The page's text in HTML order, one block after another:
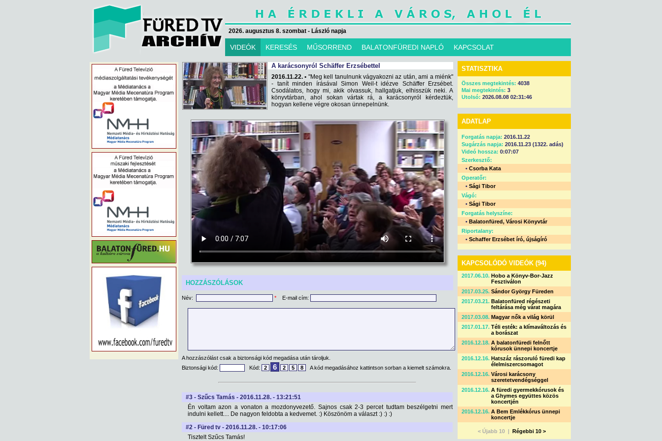
2026. augusztus 8. szombat - László napja
VIDEÓK KERESÉS MŰSORREND BALATONFÜREDI NAPLÓ KAPCSOLAT
A karácsonyról Schäffer Erzsébettel
2016.11.22. • "Meg kell tanulnunk vágyakozni az után, ami a miénk"
- tanít minden írásával Simon Weil-t idézve Schäffer Erzsébet.
Csodálatos, hogy mi, akik olvassuk, hallgatjuk, elhisszük neki. A
könyvtárban, ahol sokan vártak rá, a karácsonyról kérdeztük,
hogyan kellene végre okosan ünnepelnünk.
HOZZÁSZÓLÁSOK
Név: * E-mail cím:
A hozzászólást csak a biztonsági kód megadása után tároljuk.
Biztonsági kód:
Kód: 2 6 2 5 8 A kód megadásához kattintson sorban a kiemelt számokra.
#3 - Szűcs Tamás - 2016.11.28. - 13:21:51
Én voltam azon a vonaton a mozdonyvezető. Sajnos csak 2-3 percet tudtam beszélgetni mert
indulni kellett.... De nagyon feldobta a kedvemet. :) Köszönöm a választ :) :) :)
#2 - Füred tv - 2016.11.28. - 10:17:06
Tisztelt Szűcs Tamás!
STATISZTIKA
Összes megtekintés: 4038
Mai megtekintés: 3
Utolsó: 2026.08.08 02:31:46
ADATLAP
Forgatás napja: 2016.11.22
Sugárzás napja: 2016.11.23 (1322. adás)
Videó hossza: 0:07:07
Szerkesztő:
• Csorba Kata
Operatőr:
• Sági Tibor
Vágó:
• Sági Tibor
Forgatás helyszíne:
• Balatonfüred, Városi Könyvtár
Riportalany:
• Schaffer Erzsébet író, újságíró
KAPCSOLÓDÓ VIDEÓK (94)
2017.06.10. Hobo a Könyv-Bor-Jazz
Fesztiválon
2017.03.25. Sándor György Füreden
2017.03.21. Balatonfüred régészeti
feltárása még várat magára
2017.03.08. Magyar nők a világ körül
2017.01.17. Téli esték: a klímaváltozás és
a borászat
2016.12.18. A balatonfüredi felnőtt
kórusok ünnepi koncertje
2016.12.16. Hatszáz rászoruló füredi kap
élelmiszercsomagot
2016.12.16. Városi karácsony
szeretetvendégséggel
2016.12.16. A füredi gyermekkórusok és
a Ghymes együttes közös
koncertjén
2016.12.16. A Bem Emlékkórus ünnepi
koncertje
< Újabb 10 | Régebbi 10 >